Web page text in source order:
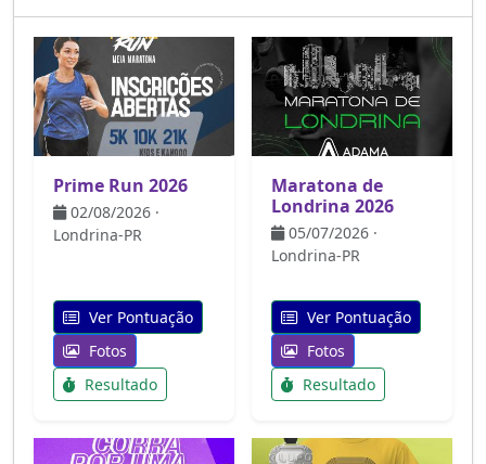
Prime Run 2026
02/08/2026 ·
Londrina-PR
Ver Pontuação
Fotos
Resultado
Maratona de
Londrina 2026
05/07/2026 ·
Londrina-PR
Ver Pontuação
Fotos
Resultado